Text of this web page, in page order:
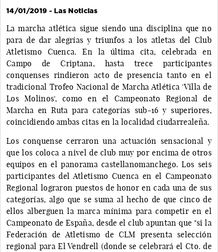
14/01/2019 - Las Noticias
La marcha atlética sigue siendo una disciplina que no
para de dar alegrías y triunfos a los atletas del Club
Atletismo Cuenca. En la última cita, celebrada en
Campo de Criptana, hasta trece participantes
conquenses rindieron acto de presencia tanto en el
tradicional Trofeo Nacional de Marcha Atlética 'Villa de
Los Molinos', como en el Campeonato Regional de
Marcha en Ruta para categorías sub-16 y superiores,
coincidiendo ambas citas en la localidad ciudarrealeña.
Los conquense cerraron una actuación sensacional y
que los coloca a nivel de club muy por encima de otros
equipos en el panorama castellanomanchego. Los seis
participantes del Atletismo Cuenca en el Campeonato
Regional lograron puestos de honor en cada una de sus
categorías, algo que se suma al hecho de que cinco de
ellos alberguen la marca mínima para competir en el
Campeonato de España, desde el club apuntan que "si la
Federación de Atletismo de CLM presenta selección
regional para El Vendrell (donde se celebrará el Cto. de